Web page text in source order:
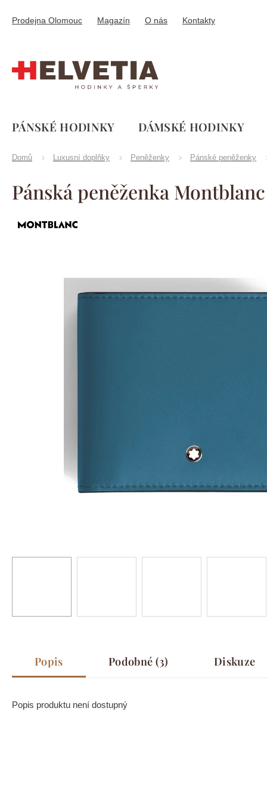
obsah
Prodejna Olomouc Magazín O nás Kontakty
PÁNSKÉ HODINKY DÁMSKÉ HODINKY
Domů Luxusní doplňky Peněženky Pánské peněženky
Pánská peněženka
Značka:Montblanc
Popis Podobné (3) Diskuze
Popis produktu není dostupný